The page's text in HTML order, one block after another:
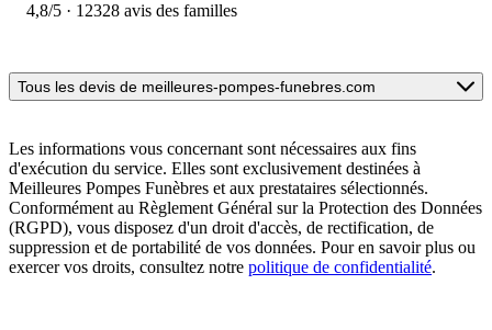
4,8/5 · 12328 avis des familles
Tous les devis de meilleures-pompes-funebres.com
Les informations vous concernant sont nécessaires aux fins
d'exécution du service. Elles sont exclusivement destinées à
Meilleures Pompes Funèbres et aux prestataires sélectionnés.
Conformément au Règlement Général sur la Protection des Données
(RGPD), vous disposez d'un droit d'accès, de rectification, de
suppression et de portabilité de vos données. Pour en savoir plus ou
exercer vos droits, consultez notre politique de confidentialité.